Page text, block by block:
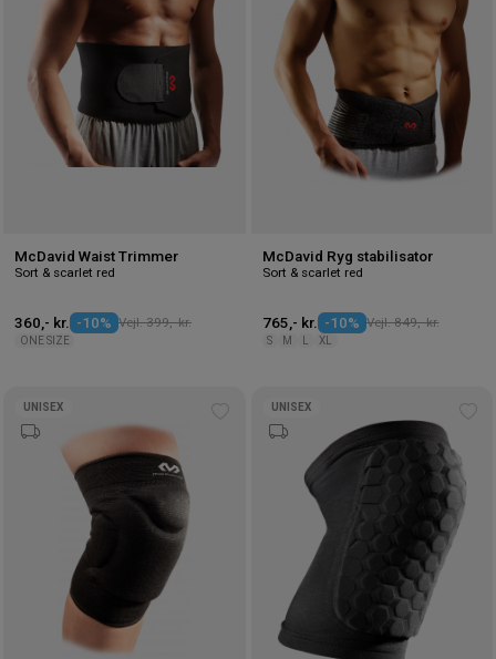
McDavid Waist Trimmer
Sort & scarlet red
360,- kr. -10% Vejl. 399,- kr.
ONE SIZE
McDavid Ryg stabilisator
Sort & scarlet red
765,- kr. -10% Vejl. 849,- kr.
S M XL
UNISEX UNISEX